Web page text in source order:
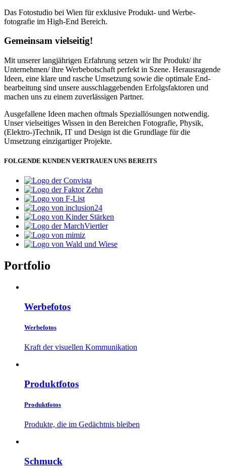
Das Fotostudio bei Wien für exklusive Produkt- und Werbe­
fotografie im High-End Bereich.
Gemeinsam vielseitig!
Mit unserer lang­jährigen Er­fahrung setzen wir Ihr Produkt/ ihr
Unter­nehmen/ ihre Werbe­botschaft perfekt in Szene. Heraus­ragende
Ideen, eine klare und rasche Umsetzung sowie die optimale End­
bear­beitung sind unsere aus­schlag­gebenden Erfolgs­faktoren und
machen uns zu einem zu­ver­lässigen Partner.
Ausgefallene Ideen machen oftmals Spezial­lösungen notwendig.
Unser viel­seitiges Wissen in den Bereichen Foto­grafie, Physik,
(Elektro-)Technik, IT und Design ist die Grund­lage für die
Umsetzung einzig­artiger Projekte.
FOLGENDE KUNDEN VERTRAUEN UNS BEREITS
Portfolio
Werbefotos
Werbefotos
Kraft der visuellen Kommunikation
Produktfotos
Produktfotos
Produkte, die im Gedächtnis bleiben
Schmuck